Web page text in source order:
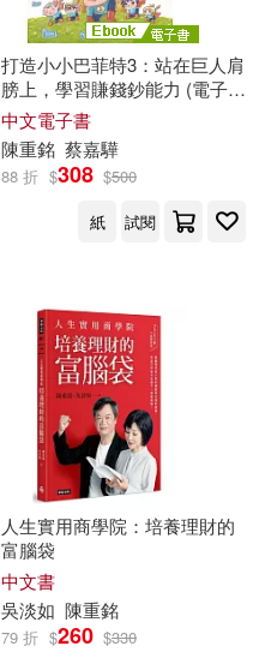
打造小小巴菲特3：站在巨人肩
膀上，學習賺錢鈔能力 (電子
書)
中文電子書
陳重銘 蔡嘉驊
88 折 $308 $500
紙
試閱
人生實用商學院：培養理財的
富腦袋
中文書
吳淡如 陳重銘
79 折 $260 $330